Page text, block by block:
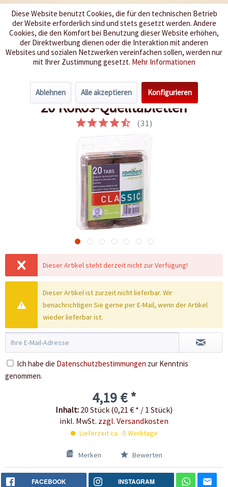
Wir würzen Ihr Leben
Menü
Übersicht Pflanzerde
20 Kokos-Quelltabletten
(31)
Dieser Artikel steht derzeit nicht zur Verfügung!
Dieser Artikel ist zurzeit nicht lieferbar. Wir
benachrichtigen Sie gerne per E-Mail, wenn der Artikel
wieder lieferbar ist.
Ich habe die Datenschutzbestimmungen zur Kenntnis
genommen.
4,19 € *
Inhalt: 20 Stück (0,21 € * / 1 Stück)
inkl. MwSt. zzgl. Versandkosten
Lieferzeit ca. -5 Werktage
Merken Bewerten
FACEBOOK INSTAGRAM
Diese Website benutzt Cookies, die für den technischen Betrieb
der Website erforderlich sind und stets gesetzt werden. Andere
Cookies, die den Komfort bei Benutzung dieser Website erhöhen,
der Direktwerbung dienen oder die Interaktion mit anderen
Websites und sozialen Netzwerken vereinfachen sollen, werden nur
mit Ihrer Zustimmung gesetzt. Mehr Informationen
Ablehnen Alle akzeptieren Konfigurieren